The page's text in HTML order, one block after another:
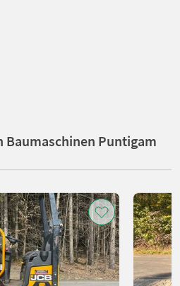
Baumaschinen Puntigam